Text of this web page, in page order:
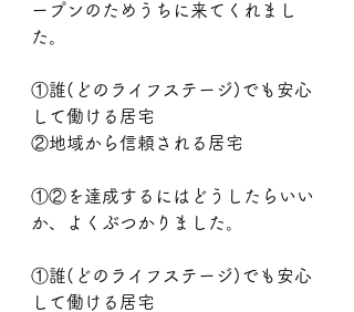
ープンのためうちに来てくれまし
た。
①誰(どのライフステージ)でも安心
して働ける居宅
②地域から信頼される居宅
①②を達成するにはどうしたらいい
か、よくぶつかりました。
①誰(どのライフステージ)でも安心
して働ける居宅